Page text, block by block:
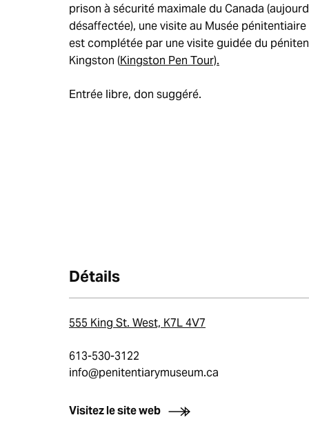
prison à sécurité maximale du Canada
désaffectée), une visite au Musée pénitentiaire
est complétée par une visite guidée du
Kingston (Kingston Pen Tour).
Entrée libre, don suggéré.
Détails
555 King St. West, K7L 4V7
613-530-3122
info@penitentiarymuseum.ca
Visitez le site web